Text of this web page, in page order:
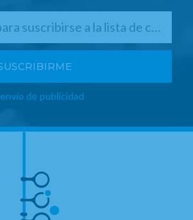
envío de publicidad